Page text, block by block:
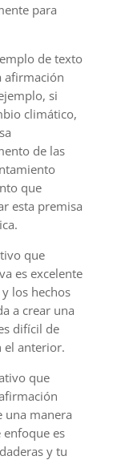
para
de texto
afirmación
si
climático,
de las
que
esta premisa
que
es excelente
los hechos
a crear una
difícil de
el anterior.
que
una manera
enfoque es
y tu